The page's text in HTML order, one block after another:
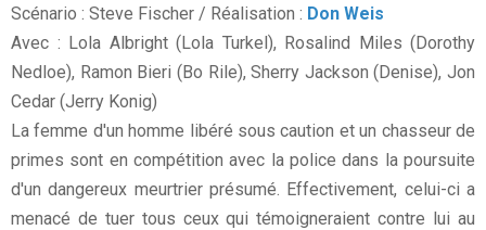
Scénario : Steve Fischer / Réalisation : Don Weis
Avec : Lola Albright (Lola Turkel), Rosalind Miles (Dorothy
Nedloe), Ramon Bieri (Bo Rile), Sherry Jackson (Denise), Jon
Cedar (Jerry Konig)
La femme d'un homme libéré sous caution et un chasseur de
primes sont en compétition avec la police dans la poursuite
d'un dangereux meurtrier présumé. Effectivement, celui-ci a
menacé de tuer tous ceux qui témoigneraient contre lui au